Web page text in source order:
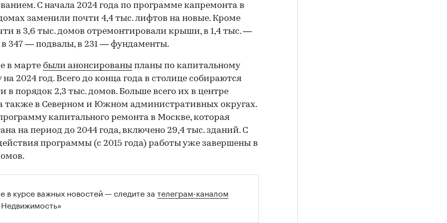
С начала 2024 года по программе капремонта в
заменили почти 4,4 тыс. лифтов на новые. Кроме
в 3,6 тыс. домов отремонтировали крыши, в 1,4 тыс. —
347 — подвалы, в 231 — фундаменты.
в марте были анонсированы планы по капитальному
2024 год. Всего до конца года в столице собираются
в порядок 2,3 тыс. домов. Больше всего их в центре
также в Северном и Южном административных округах.
капитального ремонта в Москве, которая
на период до 2044 года, включено 29,4 тыс. зданий. С
программы (с 2015 года) работы уже завершены в
в курсе важных новостей — следите за телеграм-каналом